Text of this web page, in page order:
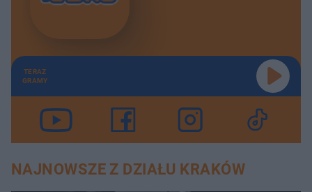
TERAZ
GRAMY
NAJNOWSZE Z DZIAŁU KRAKÓW